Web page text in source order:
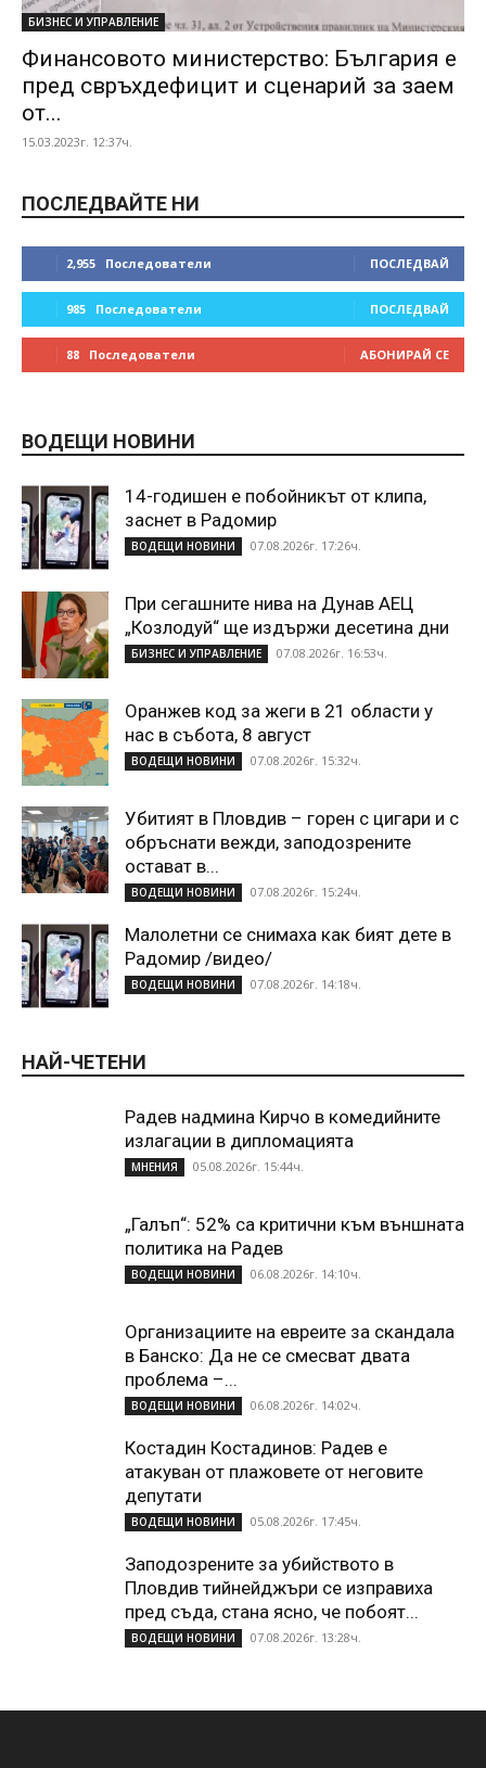
БИЗНЕС И УПРАВЛЕНИЕ
Финансовото министерство: България е
пред свръхдефицит и сценарий за заем
от...
15.03.2023г. 12:37ч.
ПОСЛЕДВАЙТЕ НИ
2,955 Последователи ПОСЛЕДВАЙ
985 Последователи ПОСЛЕДВАЙ
88 Последователи АБОНИРАЙ СЕ
ВОДЕЩИ НОВИНИ
14-годишен е побойникът от клипа,
заснет в Радомир
ВОДЕЩИ НОВИНИ 07.08.2026г. 17:26ч.
При сегашните нива на Дунав АЕЦ
„Козлодуй“ ще издържи десетина дни
БИЗНЕС И УПРАВЛЕНИЕ 07.08.2026г. 16:53ч.
Оранжев код за жеги в 21 области у
нас в събота, 8 август
ВОДЕЩИ НОВИНИ 07.08.2026г. 15:32ч.
Убитият в Пловдив – горен с цигари и с
обръснати вежди, заподозрените
остават в...
ВОДЕЩИ НОВИНИ 07.08.2026г. 15:24ч.
Малолетни се снимаха как бият дете в
Радомир /видео/
ВОДЕЩИ НОВИНИ 07.08.2026г. 14:18ч.
НАЙ-ЧЕТЕНИ
Радев надмина Кирчо в комедийните
излагации в дипломацията
МНЕНИЯ 05.08.2026г. 15:44ч.
„Галъп“: 52% са критични към външната
политика на Радев
ВОДЕЩИ НОВИНИ 06.08.2026г. 14:10ч.
Организациите на евреите за скандала
в Банско: Да не се смесват двата
проблема –...
ВОДЕЩИ НОВИНИ 06.08.2026г. 14:02ч.
Костадин Костадинов: Радев е
атакуван от плажoвете от неговите
депутати
ВОДЕЩИ НОВИНИ 05.08.2026г. 17:45ч.
Заподозрените за убийството в
Пловдив тийнейджъри се изправиха
пред съда, стана ясно, че побоят...
ВОДЕЩИ НОВИНИ 07.08.2026г. 13:28ч.